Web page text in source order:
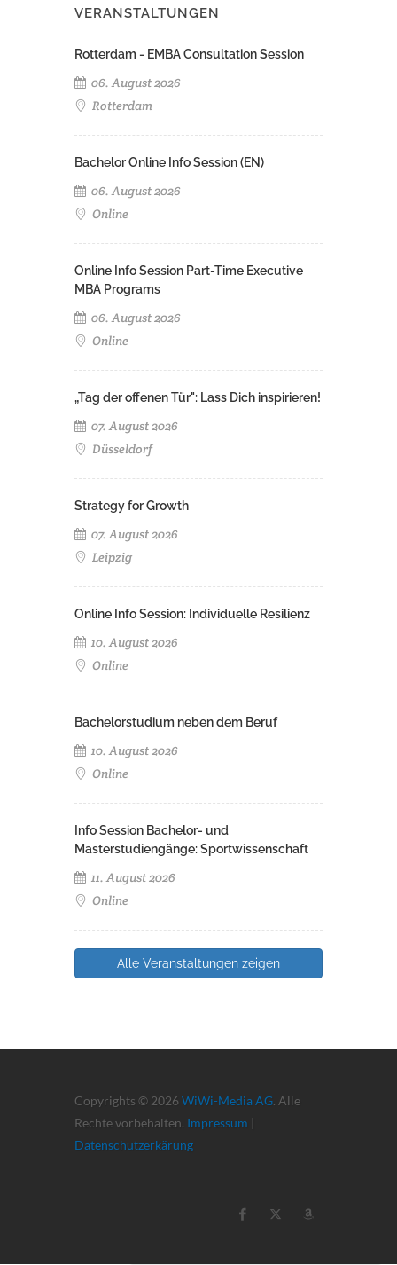
VERANSTALTUNGEN
Rotterdam - EMBA Consultation Session
06. August 2026
Rotterdam
Bachelor Online Info Session (EN)
06. August 2026
Online
Online Info Session Part-Time Executive
MBA Programs
06. August 2026
Online
„Tag der offenen Tür": Lass Dich inspirieren!
07. August 2026
Düsseldorf
Strategy for Growth
07. August 2026
Leipzig
Online Info Session: Individuelle Resilienz
10. August 2026
Online
Bachelorstudium neben dem Beruf
10. August 2026
Online
Info Session Bachelor- und
Masterstudiengänge: Sportwissenschaft
11. August 2026
Online
Alle Veranstaltungen zeigen
Copyrights © 2026 WiWi-Media AG. Alle
Rechte vorbehalten. Impressum |
Datenschutzerkärung